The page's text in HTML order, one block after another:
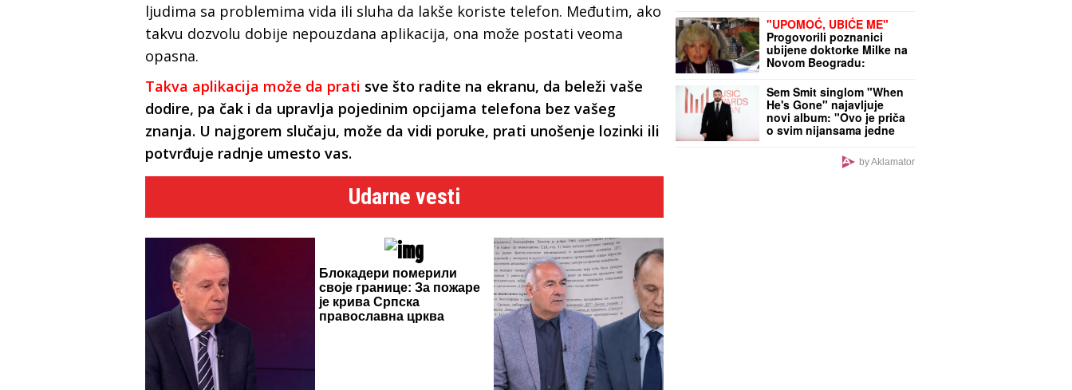
ljudima sa problemima vida ili sluha da lakše koriste telefon. Međutim, ako
takvu dozvolu dobije nepouzdana aplikacija, ona može postati veoma
opasna.
Takva aplikacija može da prati sve što radite na ekranu, da beleži vaše
dodire, pa čak i da upravlja pojedinim opcijama telefona bez vašeg
znanja. U najgorem slučaju, može da vidi poruke, prati unošenje lozinki ili
potvrđuje radnje umesto vas.
Udarne vesti
Блокадери померили
своје границе: За пожаре
је крива Српска
православна црква
"UPOMOĆ, UBIĆE ME"
Progovorili poznanici
ubijene doktorke Milke na
Novom Beogradu:
"Pomagala je
slabovidima, slomila je
smrt supruga"
Sem Smit singlom "When
He's Gone" najavljuje
novi album: "Ovo je priča
o svim nijansama jedne
ljubavi" (VIDEO)
by Aklamator